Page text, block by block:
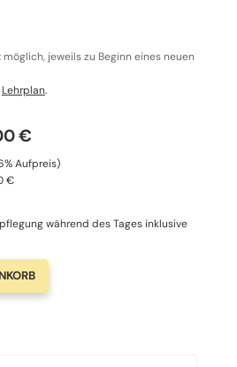
möglich, jeweils zu Beginn eines neuen
Lehrplan.
€
Aufpreis)
€
während des Tages inklusive